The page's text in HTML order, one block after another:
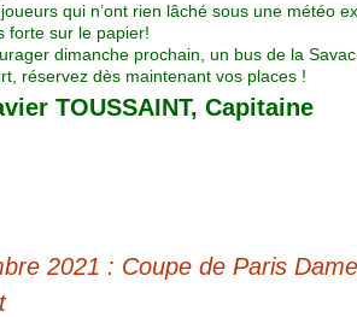
Dames
Juin
qui n’ont rien lâché sous une météo
forte sur le papier!
dimanche prochain, un bus de la
réservez dès maintenant vos places !
TOUSSAINT, Capitaine
2021 : Coupe de Paris